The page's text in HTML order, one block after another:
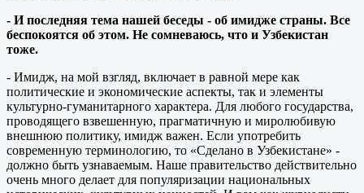
- И последняя тема нашей беседы - об имидже страны. Все
беспокоятся об этом. Не сомневаюсь, что и Узбекистан
тоже.
- Имидж, на мой взгляд, включает в равной мере как
политические и экономические аспекты, так и элементы
культурно-гуманитарного характера. Для любого государства,
проводящего взвешенную, прагматичную и миролюбивую
внешнюю политику, имидж важен. Если употребить
современную терминологию, то «Сделано в Узбекистане» -
должно быть узнаваемым. Наше правительство действительно
очень много делает для популяризации национальных